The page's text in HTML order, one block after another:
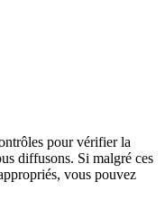
pour vérifier la
diffusons. Si malgré ces
vous pouvez